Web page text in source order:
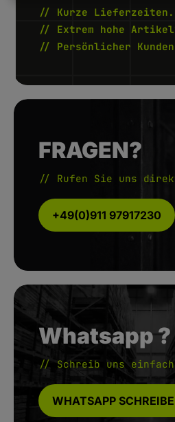
// Kurze Lieferzeiten.
// Extrem hohe
// Persönlicher
FRAGEN?
// Rufen Sie uns
+49(0)911 97917230
Whatsapp ?
// Schreib uns
WHATSAPP